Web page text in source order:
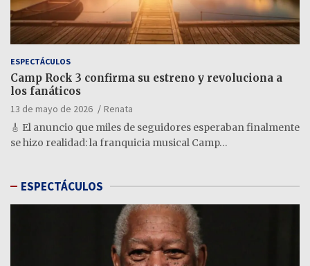
ESPECTÁCULOS
Camp Rock 3 confirma su estreno y revoluciona a
los fanáticos
13 de mayo de 2026
Renata
🎸 El anuncio que miles de seguidores esperaban finalmente
se hizo realidad: la franquicia musical Camp…
ESPECTÁCULOS